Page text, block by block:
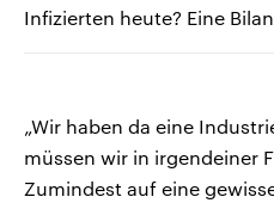
Infizierten heute? Eine
„Wir haben da eine
müssen wir in irgendeiner
Zumindest auf eine